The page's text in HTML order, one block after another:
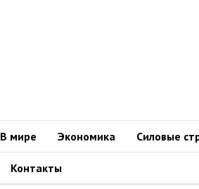
В мире Экономика Силовые
Контакты